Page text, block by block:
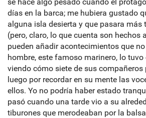
días en la barca; me hubiera gustado
alguna isla desierta y que pasara más
(pero, claro, lo que cuenta son hechos
pueden añadir acontecimientos que
hombre, este famoso marinero, lo
viendo cómo siete de sus
luego por recordar en su mente las
ellos. Yo no podría haber estado
pasó cuando una tarde vio a su
tiburones que merodeaban por la